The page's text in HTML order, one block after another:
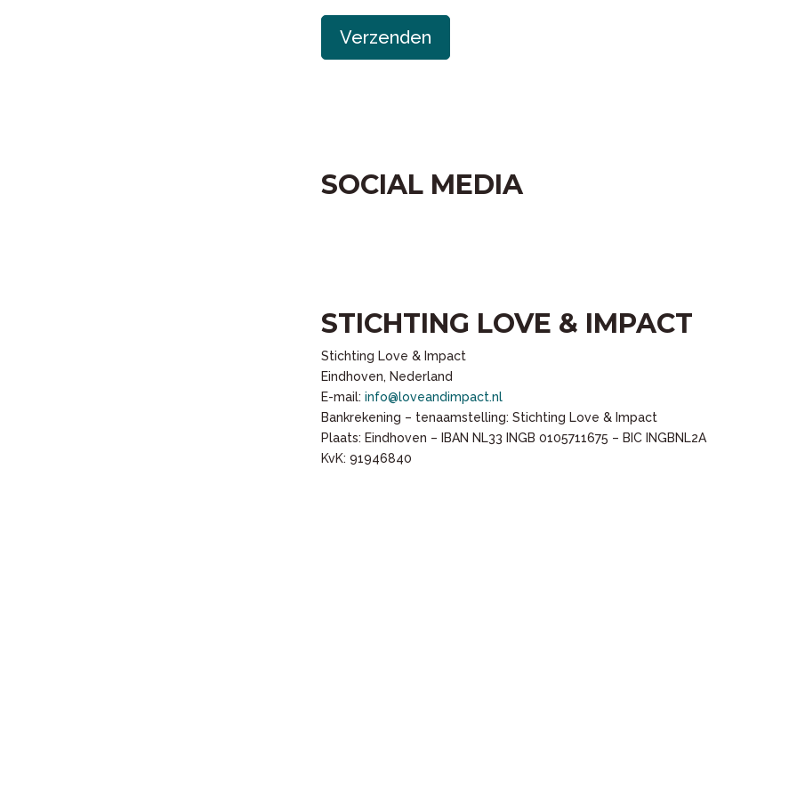
Verzenden
SOCIAL MEDIA
STICHTING LOVE & IMPACT
Stichting Love & Impact
Eindhoven, Nederland
E-mail:info@loveandimpact.nl
Bankrekening – tenaamstelling: Stichting Love & Impact
Plaats: Eindhoven – IBAN NL33 INGB 0105711675 – BIC INGBNL2A
KvK: 91946840